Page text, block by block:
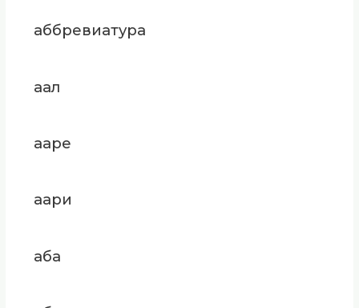
аббревиатура
аал
ааре
аари
аба